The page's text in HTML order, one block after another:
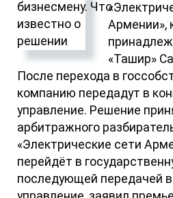
Армении»,
«Ташир»
После перехода в
компанию передадут в
управление. Решение
арбитражного
«Электрические сети
перейдёт в
последующей передачей